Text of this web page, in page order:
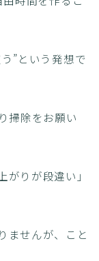
”という発想で
掃除をお願い
がりが段違い」
ませんが、こと